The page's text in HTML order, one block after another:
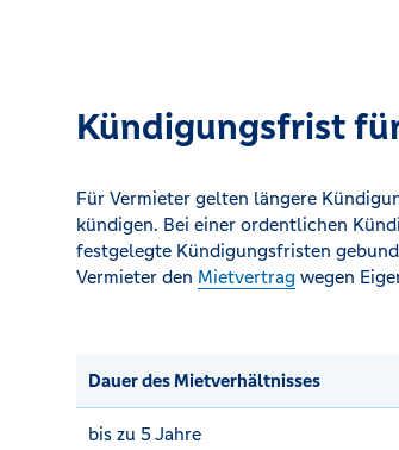
Kündigungsfrist
Für Vermieter gelten längere
kündigen. Bei einer ordentlichen
festgelegte Kündigungsfristen
Vermieter den Mietvertrag wegen
Dauer des Mietverhältnisses
bis zu 5 Jahre